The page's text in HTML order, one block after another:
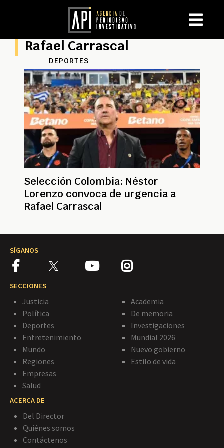
Rafael Carrascal
DEPORTES
Selección Colombia: Néstor
Lorenzo convoca de urgencia a
Rafael Carrascal
SÍGANOS
SECCIONES
Justicia
Política
Deportes
Entretenimiento
Mundo
Regiones
Empresas
Salud
Academia
De memoria
Investigaciones
Mundial 2026
Nuevo gobierno
Estilo de vida
ACERCA DE
Del Director
Quiénes somos
Contáctenos